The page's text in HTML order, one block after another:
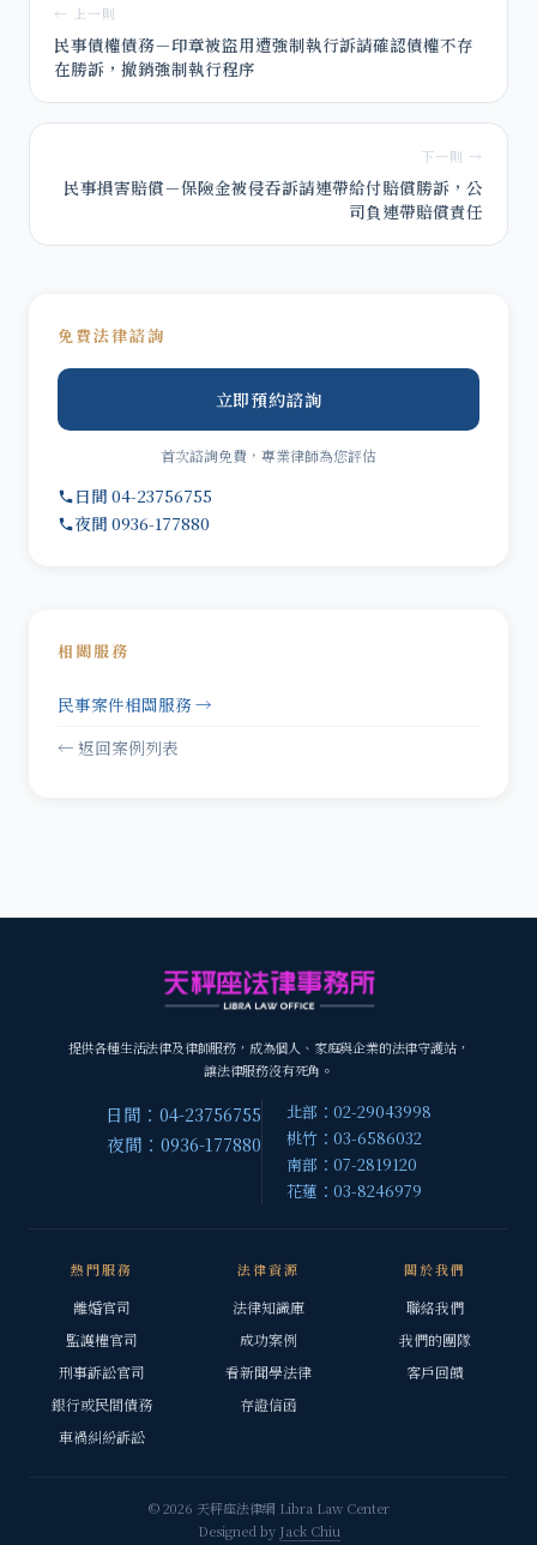
← 上一則
民事債權債務－印章被盜用遭強制執行訴請確認債權不存
在勝訴，撤銷強制執行程序
下一則 →
民事損害賠償－保險金被侵吞訴請連帶給付賠償勝訴，公
司負連帶賠償責任
免費法律諮詢
立即預約諮詢
首次諮詢免費，專業律師為您評估
日間 04-23756755
夜間 0936-177880
相關服務
民事案件相關服務 →
← 返回案例列表
提供各種生活法律及律師服務，成為個人、家庭與企業的法律守護站，
讓法律服務沒有死角。
日間：04-23756755
夜間：0936-177880
北部：02-29043998
桃竹：03-6586032
南部：07-2819120
花蓮：03-8246979
熱門服務
離婚官司
監護權官司
刑事訴訟官司
銀行或民間債務
車禍糾紛訴訟
法律資源
法律知識庫
成功案例
看新聞學法律
存證信函
關於我們
聯絡我們
我們的團隊
客戶回饋
© 2026 天秤座法律網 Libra Law Center
Designed by Jack Chiu